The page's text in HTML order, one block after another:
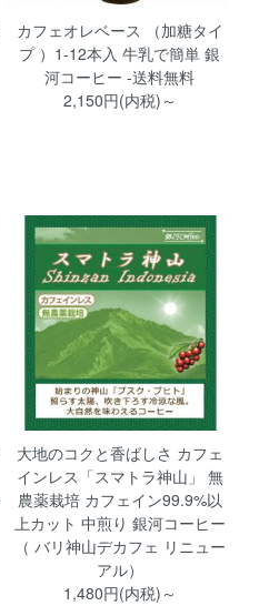
カフェオレベース （加糖タイ
プ ）1-12本入 牛乳で簡単 銀
河コーヒー -送料無料
2,150円(内税)～
大地のコクと香ばしさ カフェ
インレス「スマトラ神山」 無
農薬栽培 カフェイン99.9%以
上カット 中煎り 銀河コーヒー
（ バリ神山デカフェ リニュー
アル）
1,480円(内税)～